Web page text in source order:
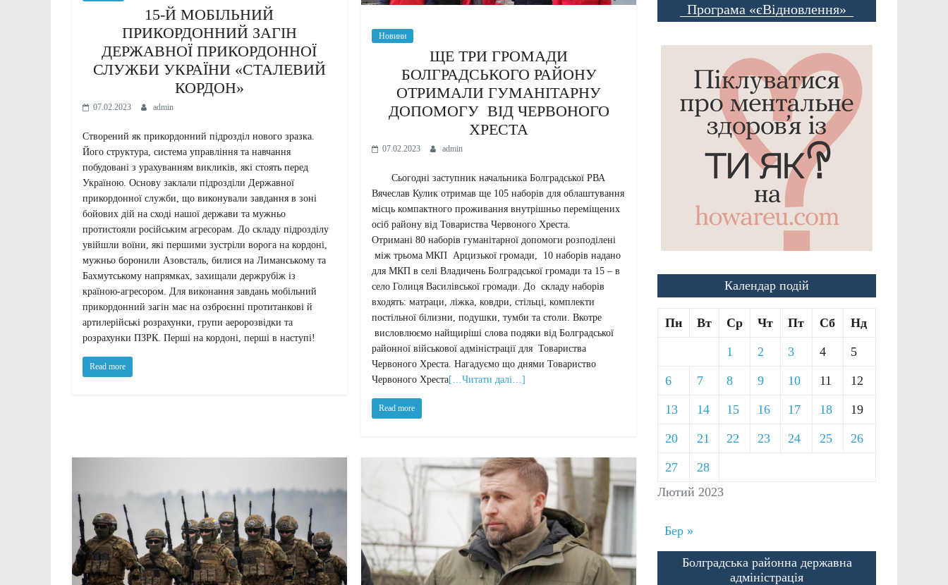
15-Й МОБІЛЬНИЙ
ПРИКОРДОННИЙ ЗАГІН
ДЕРЖАВНОЇ ПРИКОРДОННОЇ
СЛУЖБИ УКРАЇНИ «СТАЛЕВИЙ
КОРДОН»
07.02.2023 admin
Створений як прикордонний підрозділ нового зразка.
Його структура, система управління та навчання
побудовані з урахуванням викликів, які стоять перед
Україною. Основу заклали підрозділи Державної
прикордонної служби, що виконували завдання в зоні
бойових дій на сході нашої держави та мужньо
протистояли російським агресорам. До складу підрозділу
увійшли воїни, які першими зустріли ворога на кордоні,
мужньо боронили Азовсталь, билися на Лиманському та
Бахмутському напрямках, захищали держрубіж із
країною-агресором. Для виконання завдань мобільний
прикордонний загін має на озброєнні протитанкові й
артилерійські розрахунки, групи аеророзвідки та
розрахунки ПЗРК. Перші на кордоні, перші в наступі!
Read more
Новини
ЩЕ ТРИ ГРОМАДИ
БОЛГРАДСЬКОГО РАЙОНУ
ОТРИМАЛИ ГУМАНІТАРНУ
ДОПОМОГУ ВІД ЧЕРВОНОГО
ХРЕСТА
07.02.2023 admin
Сьогодні заступник начальника Болградської РВА
Вячеслав Кулик отримав ще 105 наборів для облаштування
місць компактного проживання внутрішньо переміщених
осіб району від Товариства Червоного Хреста.
Отримані 80 наборів гуманітарної допомоги розподілені
між трьома МКП Арцизької громади, 10 наборів надано
для МКП в селі Владичень Болградської громади та 15 – в
село Голиця Василівської громади. До складу наборів
входять: матраци, ліжка, ковдри, стільці, комплекти
постільної білизни, подушки, тумби та столи. Вкотре
висловлюємо найщиріші слова подяки від Болградської
районної військової адміністрації для Товариства
Червоного Хреста. Нагадуємо що днями Товариство
Червоного Хреста[…Читати далі…]
Read more
Програма «єВідновлення»
Календар подій
Лютий 2023
Пн Вт Ср Чт Пт Сб Нд
1 2 3 4 5
6 7 8 9 10 11 12
13 14 15 16 17 18 19
20 21 22 23 24 25 26
27 28
Бер »
Болградська районна державна
адміністрація